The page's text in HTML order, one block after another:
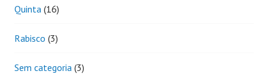
Quinta (16)
Rabisco (3)
Sem categoria (3)